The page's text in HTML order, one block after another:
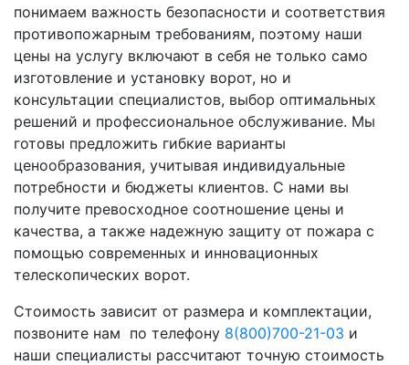
понимаем важность безопасности и соответствия
противопожарным требованиям, поэтому наши
цены на услугу включают в себя не только само
изготовление и установку ворот, но и
консультации специалистов, выбор оптимальных
решений и профессиональное обслуживание. Мы
готовы предложить гибкие варианты
ценообразования, учитывая индивидуальные
потребности и бюджеты клиентов. С нами вы
получите превосходное соотношение цены и
качества, а также надежную защиту от пожара с
помощью современных и инновационных
телескопических ворот.
Стоимость зависит от размера и комплектации,
позвоните нам по телефону 8(800)700-21-03 и
наши специалисты рассчитают точную стоимость